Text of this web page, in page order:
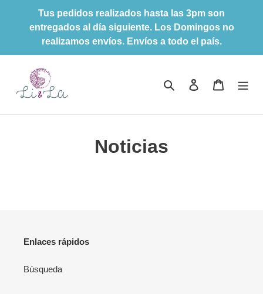
directamente
Tus pedidos realizados hasta las 3pm son
entregados al día siguiente. Los Domingos no
realizamos envíos. Envíos a todo el país.
Buscar Ingresar Carrito
Noticias
Enlaces rápidos
Búsqueda